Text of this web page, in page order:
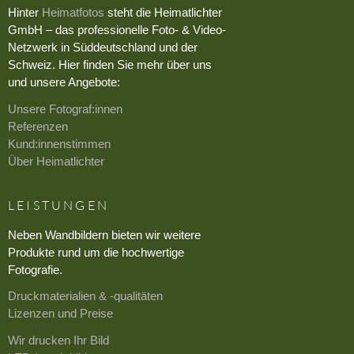
Hinter Heimatfotos steht die Heimatlichter
GmbH – das professionelle Foto- & Video-
Netzwerk in Süddeutschland und der
Schweiz. Hier finden Sie mehr über uns
und unsere Angebote:
Unsere Fotograf:innen
Referenzen
Kund:innenstimmen
Über Heimatlichter
LEISTUNGEN
Neben Wandbildern bieten wir weitere
Produkte rund um die hochwertige
Fotografie.
Druckmaterialien & -qualitäten
Lizenzen und Preise
Wir drucken Ihr Bild